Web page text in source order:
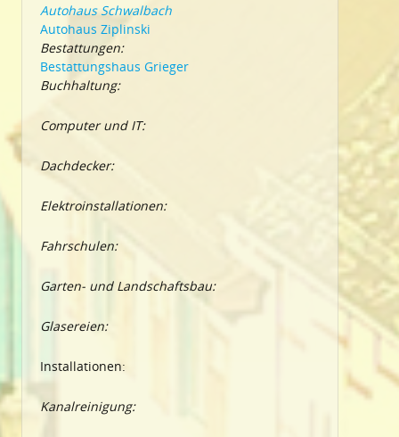
Autohaus Schwalbach
Autohaus Ziplinski
Bestattungen:
Bestattungshaus Grieger
Buchhaltung:
Computer und IT:
Dachdecker:
Elektroinstallationen:
Fahrschulen:
Garten- und Landschaftsbau:
Glasereien:
Installationen:
Kanalreinigung: